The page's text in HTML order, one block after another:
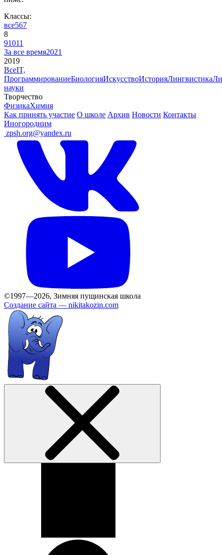
Классы:
все567
8
91011
За все время2021
2019
ВсеIT,
ПрограммированиеБиологияИскусствоИсторияЛингвистика
науки
Творчество
ФизикаХимия
Как принять участие О школе Архив Новости Контакты
Иногородним
zpsh.org@yandex.ru
©1997—2026, Зимняя пущинская школа
Создание сайта — nikitakozin.com